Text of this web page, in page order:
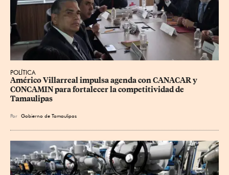
POLÍTICA
Américo Villarreal impulsa agenda con CANACAR y
CONCAMIN para fortalecer la competitividad de
Tamaulipas
Por Gobierno de Tamaulipas